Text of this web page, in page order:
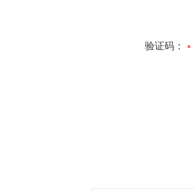
验证码：